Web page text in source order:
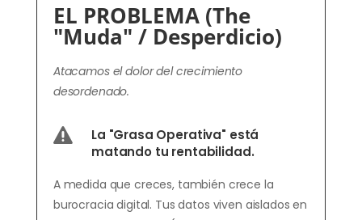
EL PROBLEMA (The
"Muda" / Desperdicio)
Atacamos el dolor del crecimiento
desordenado.

La "Grasa Operativa" está
matando tu rentabilidad.
A medida que creces, también crece la
burocracia digital. Tus datos viven aislados en